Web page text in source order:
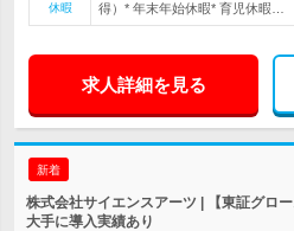
休暇
得）* 年末年始休暇* 育児休暇…
求人詳細を見る
新着
株式会社サイエンスアーツ | 【東証グロ
大手に導入実績あり